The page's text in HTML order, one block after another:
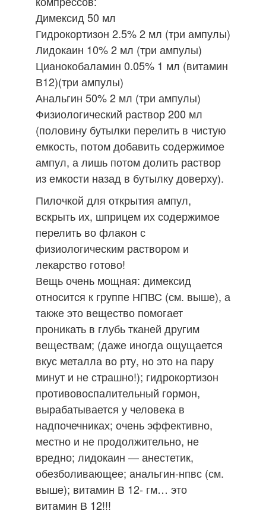
Димексид 50 мл
Гидрокортизон 2.5% 2 мл (три ампулы)
Лидокаин 10% 2 мл (три ампулы)
Цианокобаламин 0.05% 1 мл (витамин
В12)(три ампулы)
Анальгин 50% 2 мл (три ампулы)
Физиологический раствор 200 мл
(половину бутылки перелить в чистую
емкость, потом добавить содержимое
ампул, а лишь потом долить раствор
из емкости назад в бутылку доверху).
Пилочкой для открытия ампул,
вскрыть их, шприцем их содержимое
перелить во флакон с
физиологическим раствором и
лекарство готово!
Вещь очень мощная: димексид
относится к группе НПВС (см. выше), а
также это вещество помогает
проникать в глубь тканей другим
веществам; (даже иногда ощущается
вкус металла во рту, но это на пару
минут и не страшно!); гидрокортизон
противовоспалительный гормон,
вырабатывается у человека в
надпочечниках; очень эффективно,
местно и не продолжительно, не
вредно; лидокаин — анестетик,
обезболивающее; анальгин-нпвс (см.
выше); витамин В 12- гм… это
витамин В 12!!!